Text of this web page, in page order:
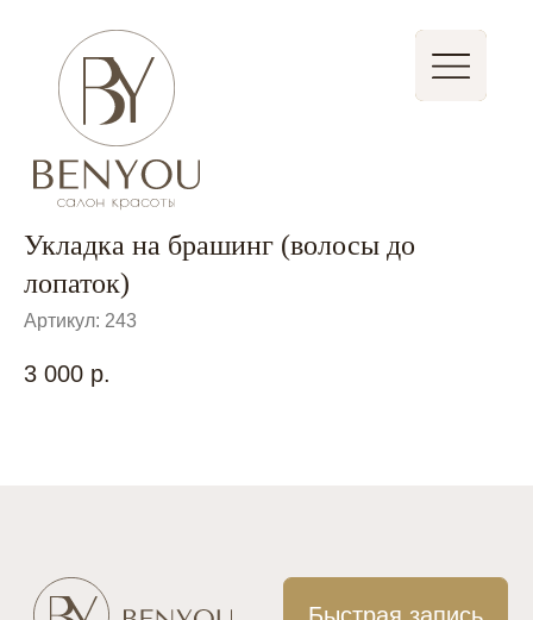
Записаться
Укладка на брашинг (волосы до
лопаток)
Артикул: 243
3 000 р.
О компании
Стать партнером